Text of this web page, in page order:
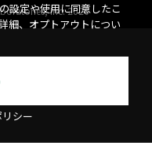
Inc. 2026
設定や使用に同意したこ
細、オプトアウトについ
シー